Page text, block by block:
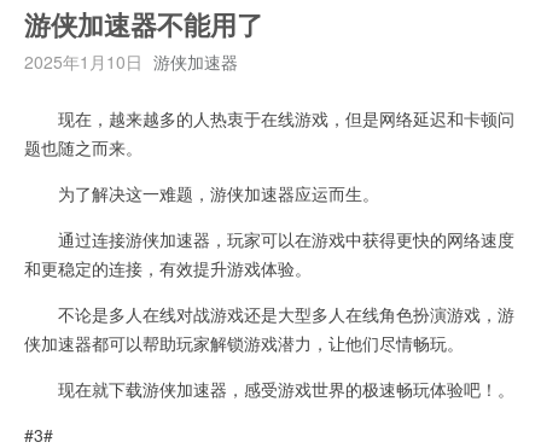
游侠加速器不能用了
2025年1月10日 游侠加速器
现在，越来越多的人热衷于在线游戏，但是网络延迟和卡顿问
题也随之而来。
为了解决这一难题，游侠加速器应运而生。
通过连接游侠加速器，玩家可以在游戏中获得更快的网络速度
和更稳定的连接，有效提升游戏体验。
不论是多人在线对战游戏还是大型多人在线角色扮演游戏，游
侠加速器都可以帮助玩家解锁游戏潜力，让他们尽情畅玩。
现在就下载游侠加速器，感受游戏世界的极速畅玩体验吧！。
#3#